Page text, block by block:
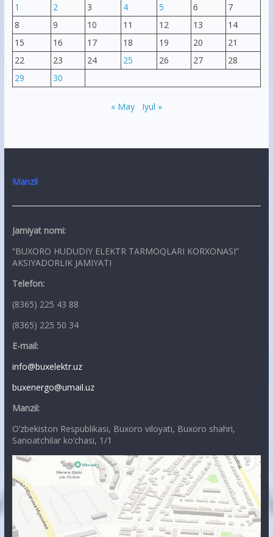
1
2 3 4 5 6
7
8
9 10 11 12 13
14
15
16 17 18 19 20
21
22
23 24 25 26 27
28
29
30
« May Iyul »
Manzil
Jamiyat nomi:
“BUXORO HUDUDIY ELEKTR TARMOQLARI KORXONASI”
AKSIYADORLIK JAMIYATI
Telefon:
(8365) 225 43 88
(8365) 225 50 34
E-mail:
info@buxelektr.uz
buxenergo@umail.uz
Manzil:
O’zbekiston Respublikasi, Buxoro viloyati, Buxoro shahri,
Sanoatchilar ko’chasi, 1/1